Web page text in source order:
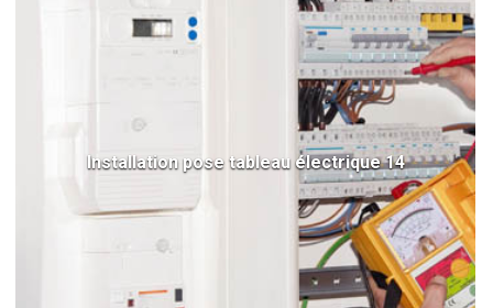
Installation pose tableau électrique 14